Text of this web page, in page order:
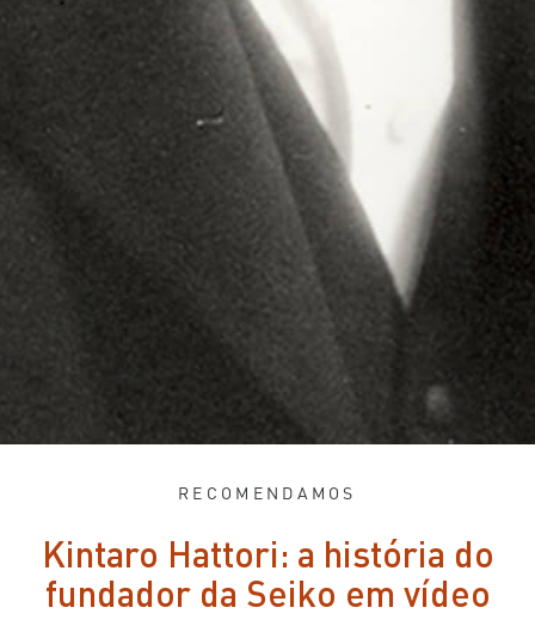
RECOMENDAMOS
Kintaro Hattori: a história do
fundador da Seiko em vídeo